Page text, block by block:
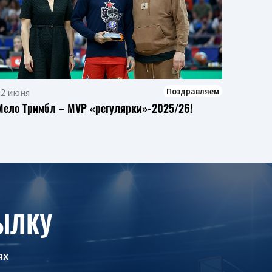
июня Поздравляем
Тримбл – MVP «регулярки»-2025/26!